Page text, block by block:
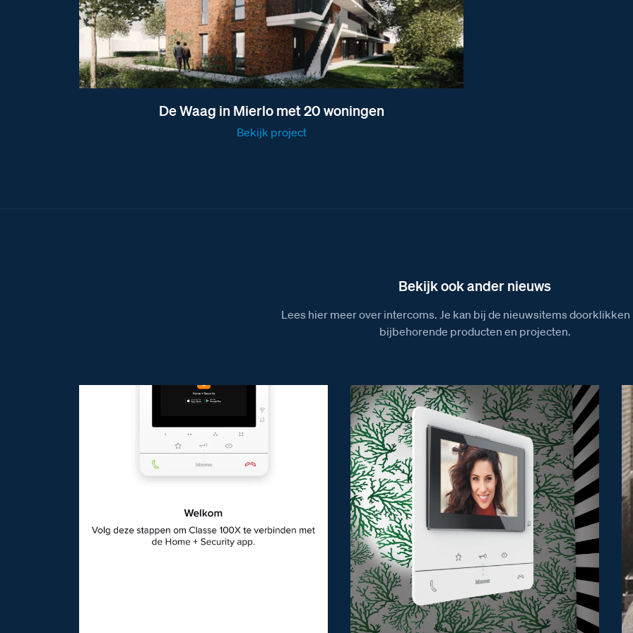
De Waag in Mierlo met 20 woningen
Bekijk project
Bekijk ook ander nieuws
Lees hier meer over intercoms. Je kan bij de nieuwsitems doorklikken
bijbehorende producten en projecten.